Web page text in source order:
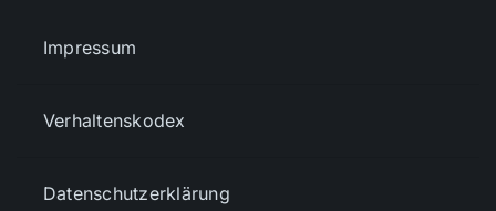
Impressum
Verhaltenskodex
Datenschutzerklärung